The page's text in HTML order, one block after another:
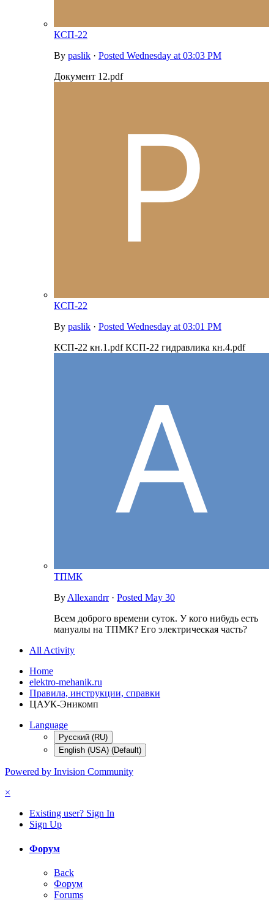
КСП-22
By paslik · Posted Wednesday at 03:03 PM
Документ 12.pdf
КСП-22
By paslik · Posted Wednesday at 03:01 PM
КСП-22 кн.1.pdf КСП-22 гидравлика кн.4.pdf
ТПМК
ByAllexandrr· Posted May 30
Всем доброго времени суток. У кого нибудь есть
мануалы на ТПМК? Его электрическая часть?
All Activity
Home
elektro-mehanik.ru
Правила, инструкции, справки
ЦАУК-Эникомп
Language
Русский (RU)
English (USA) (Default)
Powered by Invision Community
×
Existing user? Sign In
Sign Up
Форум
Back
Форум
Forums